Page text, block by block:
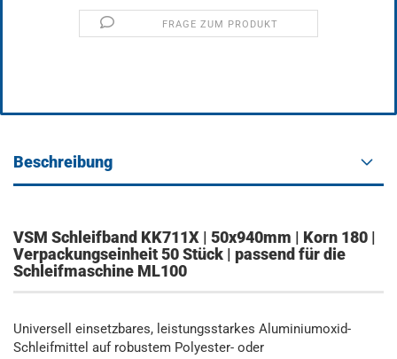
FRAGE ZUM PRODUKT
Beschreibung
VSM Schleifband KK711X | 50x940mm | Korn 180 |
Verpackungseinheit 50 Stück | passend für die
Schleifmaschine ML100
Universell einsetzbares, leistungsstarkes Aluminiumoxid-
Schleifmittel auf robustem Polyester- oder